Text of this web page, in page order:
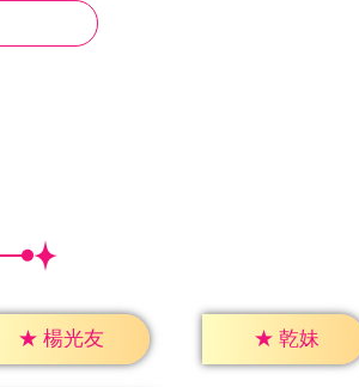
★ 楊光友 ★ 乾妹